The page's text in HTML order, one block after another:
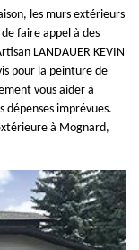
les murs extérieurs
faire appel à des
LANDAUER KEVIN
pour la peinture de
vous aider à
imprévues.
à Mognard,